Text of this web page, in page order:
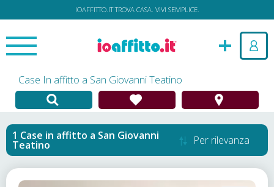
IOAFFITTO.IT TROVA CASA. VIVI SEMPLICE.
Case In affitto a San Giovanni Teatino
Case in affitto a San Giovanni
Teatino Per rilevanza